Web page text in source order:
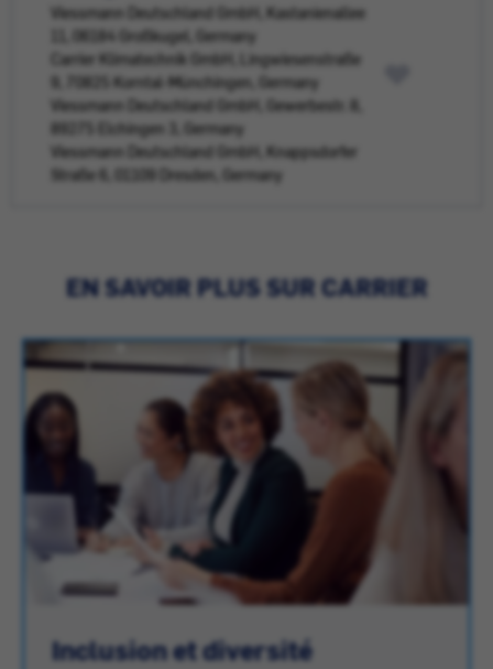
Viessmann Deutschland GmbH, Kastanienallee
11, 06184 Großkugel, Germany
Carrier Klimatechnik GmbH, Lingwiesenstraße
9, 70825 Korntal-Münchingen, Germany
Viessmann Deutschland GmbH, Gewerbestr. 8,
89275 Elchingen 3, Germany
Viessmann Deutschland GmbH, Knappsdorfer
Straße 6, 01109 Dresden, Germany
EN SAVOIR PLUS SUR CARRIER
Inclusion et diversité